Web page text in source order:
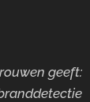
geeft: